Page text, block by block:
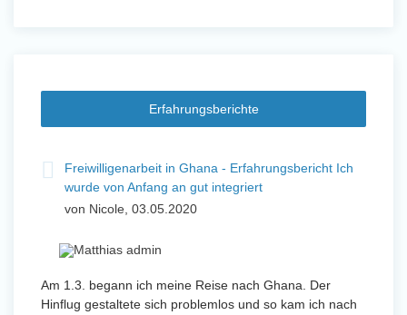
Auslandserfahrung Sammeln
und Sozial Engagieren
Erfahrungsberichte
Freiwilligenarbeit in Ghana - Erfahrungsbericht Ich
wurde von Anfang an gut integriert
von Nicole, 03.05.2020
Am 1.3. begann ich meine Reise nach Ghana. Der
Hinflug gestaltete sich problemlos und so kam ich nach